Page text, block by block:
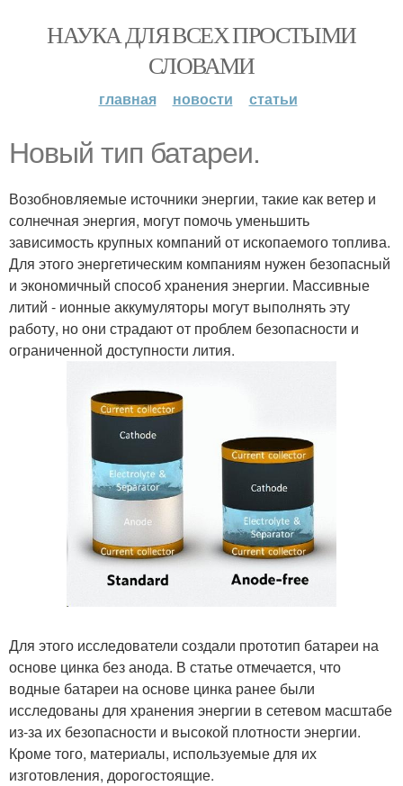
НАУКА ДЛЯ ВСЕХ ПРОСТЫМИ
СЛОВАМИ
главная новости статьи
Новый тип батареи.
Возобновляемые источники энергии, такие как ветер и
солнечная энергия, могут помочь уменьшить
зависимость крупных компаний от ископаемого топлива.
Для этого энергетическим компаниям нужен безопасный
и экономичный способ хранения энергии. Массивные
литий - ионные аккумуляторы могут выполнять эту
работу, но они страдают от проблем безопасности и
ограниченной доступности лития.
Для этого исследователи создали прототип батареи на
основе цинка без анода. В статье отмечается, что
водные батареи на основе цинка ранее были
исследованы для хранения энергии в сетевом масштабе
из-за их безопасности и высокой плотности энергии.
Кроме того, материалы, используемые для их
изготовления, дорогостоящие.